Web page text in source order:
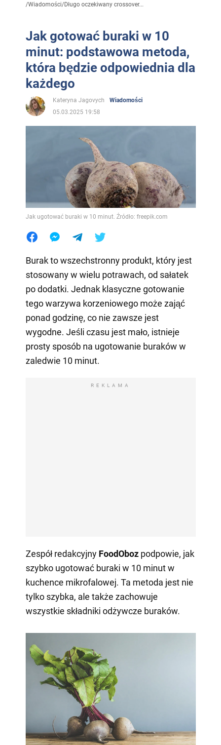
/Wiadomości/Długo oczekiwany crossover...
Jak gotować buraki w 10
minut: podstawowa metoda,
która będzie odpowiednia dla
każdego
Kateryna Jagovych
Wiadomości
05.03.2025 19:58
Jak ugotować buraki w 10 minut. Źródło: freepik.com
Burak to wszechstronny produkt, który jest
stosowany w wielu potrawach, od sałatek
po dodatki. Jednak klasyczne gotowanie
tego warzywa korzeniowego może zająć
ponad godzinę, co nie zawsze jest
wygodne. Jeśli czasu jest mało, istnieje
prosty sposób na ugotowanie buraków w
zaledwie 10 minut.
REKLAMA
Zespół redakcyjny FoodOboz podpowie, jak
szybko ugotować buraki w 10 minut w
kuchence mikrofalowej. Ta metoda jest nie
tylko szybka, ale także zachowuje
wszystkie składniki odżywcze buraków.